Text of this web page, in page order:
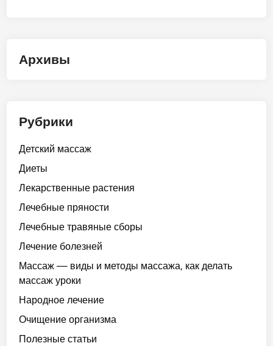
Архивы
Рубрики
Детский массаж
Диеты
Лекарственные растения
Лечебные пряности
Лечебные травяные сборы
Лечение болезней
Массаж — виды и методы массажа, как делать
массаж уроки
Народное лечение
Очищение организма
Полезные статьи